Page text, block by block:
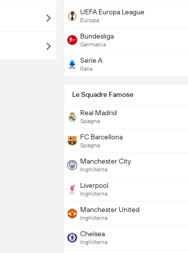
UEFA Europa League
Europa
Bundesliga
Germania
Serie A
Italia
Le Squadre Famose
Real Madrid
Spagna
FC Barcellona
Spagna
Manchester City
Inghilterra
Liverpool
Inghilterra
Manchester United
Inghilterra
Chelsea
Inghilterra